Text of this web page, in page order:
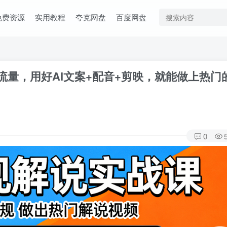
费资源 实用教程 夸克网盘 百度网盘
量，用好AI文案+配音+剪映，就能做上热门
0